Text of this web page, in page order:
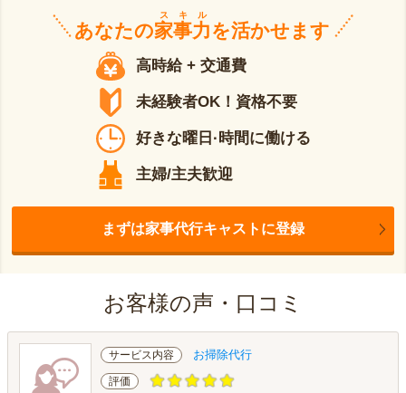
あなたの家事力
スキル
を活かせます
高時給 + 交通費
未経験者OK！資格不要
好きな曜日·時間に働ける
主婦/主夫歓迎
まずは家事代行キャストに登録
お客様の声・口コミ
サービス内容 お掃除代行
評価